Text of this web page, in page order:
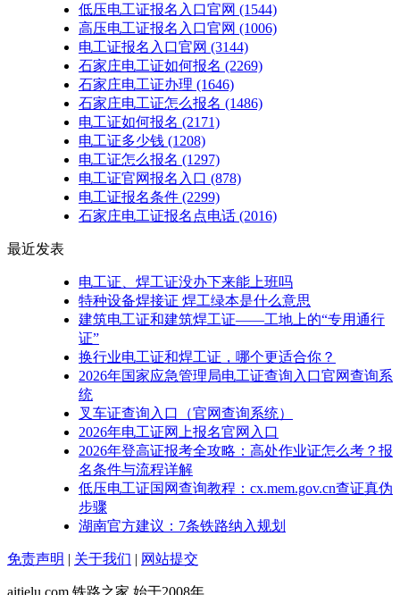
低压电工证报名入口官网 (1544)
高压电工证报名入口官网 (1006)
电工证报名入口官网 (3144)
石家庄电工证如何报名 (2269)
石家庄电工证办理 (1646)
石家庄电工证怎么报名 (1486)
电工证如何报名 (2171)
电工证多少钱 (1208)
电工证怎么报名 (1297)
电工证官网报名入口 (878)
电工证报名条件 (2299)
石家庄电工证报名点电话 (2016)
最近发表
电工证、焊工证没办下来能上班吗
特种设备焊接证 焊工绿本是什么意思
建筑电工证和建筑焊工证——工地上的“专用通行
证”
换行业电工证和焊工证，哪个更适合你？
2026年国家应急管理局电工证查询入口官网查询系
统
叉车证查询入口（官网查询系统）
2026年电工证网上报名官网入口
2026年登高证报考全攻略：高处作业证怎么考？报
名条件与流程详解
低压电工证国网查询教程：cx.mem.gov.cn查证真伪
步骤
湖南官方建议：7条铁路纳入规划
免责声明 | 关于我们 | 网站提交
aitielu.com 铁路之家 始于2008年